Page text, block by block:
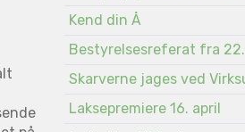
Kend din Å
Bestyrelsesreferat fra
Skarverne jages ved
Laksepremiere 16. april